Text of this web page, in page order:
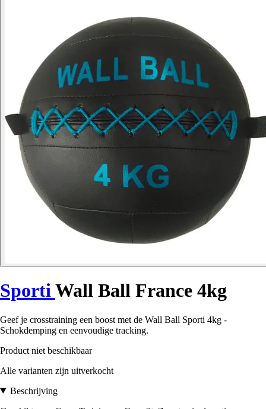
SportiWall Ball France 4kg
Geef je crosstraining een boost met de Wall Ball Sporti 4kg -
Schokdemping en eenvoudige tracking.
Product niet beschikbaar
Alle varianten zijn uitverkocht
Beschrijving